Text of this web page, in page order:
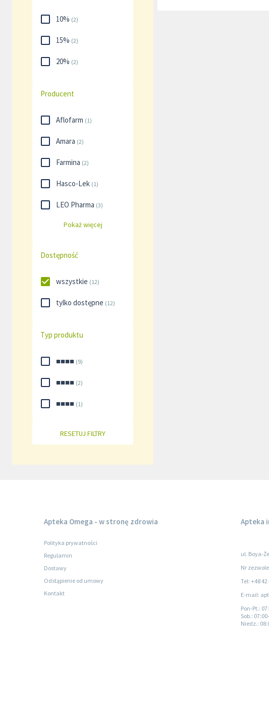
10% (2)
15% (2)
20% (2)
Producent
Aflofarm (1)
Amara (2)
Farmina (2)
Hasco-Lek (1)
LEO Pharma (3)
Pokaż więcej
Dostępność
wszystkie (12)
tylko dostępne (12)
Typ produktu
■■■■ (9)
■■■■ (2)
■■■■ (1)
RESETUJ FILTRY
Apteka Omega - w stronę zdrowia
Polityka prywatności
Regulamin
Dostawy
Odstąpienie od umowy
Kontakt
Apteka
ul. Boya-
Nr
Tel: +48 42
E-mail:
Pon-Pt.:
Sob.:
Niedz.: